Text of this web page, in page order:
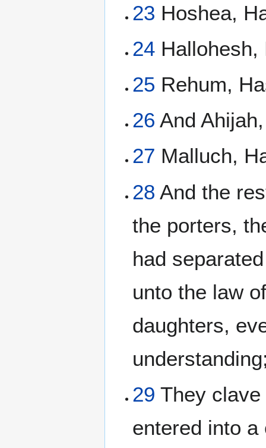
23 Hoshea,
24 Hallohesh,
25 Rehum,
26 And
27 Malluch,
28 And the
the porters,
had
unto the law
daughters,
29 They
entered into